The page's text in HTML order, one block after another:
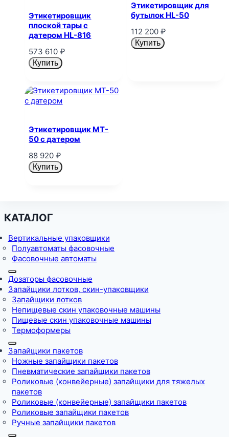
Этикетировщик
плоской тары c
датером HL-816
573 610₽
Купить
Этикетировщик для
бутылок HL-50
112 200 ₽
Купить
Этикетировщик MT-
50 с датером
88 920₽
Купить
КАТАЛОГ
Вертикальные упаковщики
Полуавтоматы фасовочные
Фасовочные автоматы
Дозаторы фасовочные
Запайщики лотков, скин-упаковщики
Запайщики лотков
Непищевые скин упаковочные машины
Пищевые скин упаковочные машины
Термоформеры
Запайщики пакетов
Ножные запайщики пакетов
Пневматические запайщики пакетов
Роликовые (конвейерные) запайщики для тяжелых
пакетов
Роликовые (конвейерные) запайщики пакетов
Роликовые запайщики пакетов
Ручные запайщики пакетов